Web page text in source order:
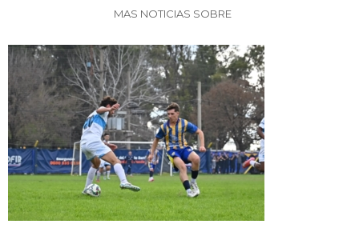
MAS NOTICIAS SOBRE